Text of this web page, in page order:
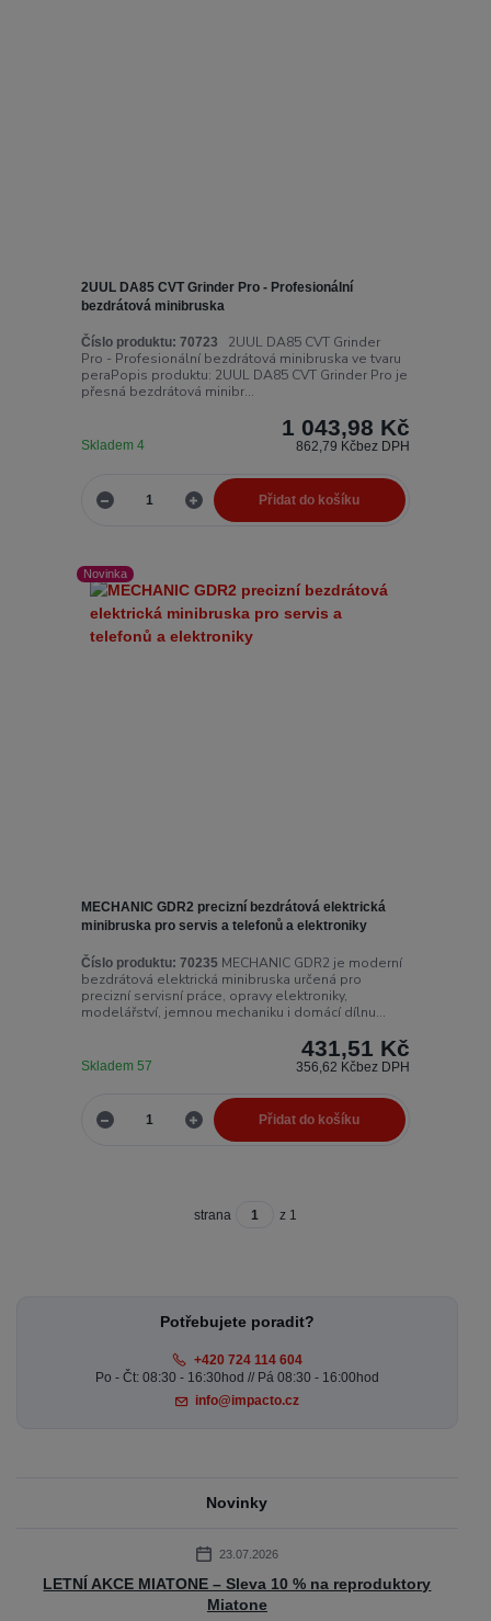
2UUL DA85 CVT Grinder Pro - Profesionální
bezdrátová minibruska
Číslo produktu: 70723
2UUL DA85 CVT Grinder
Pro - Profesionální bezdrátová minibruska ve tvaru
peraPopis produktu: 2UUL DA85 CVT Grinder Pro je
přesná bezdrátová minibr...
1 043,98 Kč
862,79 Kčbez DPH
Skladem 4
Přidat do košíku
Novinka
MECHANIC GDR2 precizní bezdrátová elektrická
minibruska pro servis a telefonů a elektroniky
Číslo produktu: 70235 MECHANIC GDR2 je moderní
bezdrátová elektrická minibruska určená pro
precizní servisní práce, opravy elektroniky,
modelářství, jemnou mechaniku i domácí dílnu...
431,51 Kč
356,62 Kčbez DPH
Skladem 57
Přidat do košíku
strana z 1
Potřebujete poradit?
+420 724 114 604
Po - Čt: 08:30 - 16:30hod // Pá 08:30 - 16:00hod
info@impacto.cz
Novinky
23.07.2026
LETNÍ AKCE MIATONE – Sleva 10 % na reproduktory
Miatone